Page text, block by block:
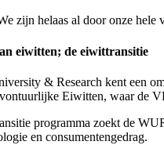
zijn helaas al door onze
eiwitten; de eiwittransitie
& Research kent een
Eiwitten, waar de
programma zoekt de
en consumentengedrag.